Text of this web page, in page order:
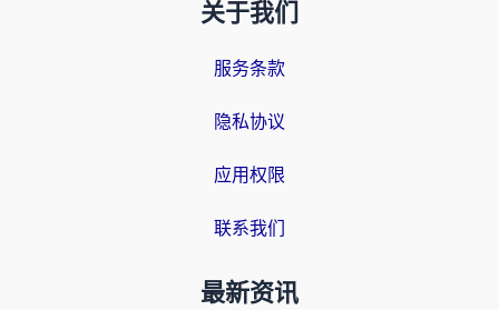
关于我们
服务条款
隐私协议
应用权限
联系我们
最新资讯